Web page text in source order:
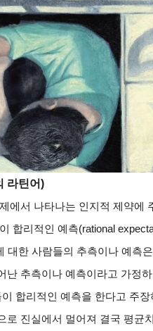
라틴어)
에서 나타나는 인지적 제약에
합리적인 예측(rational
대한 사람들의 추측이나 예측
난 추측이나 예측이라고 가정
합리적인 예측을 한다고 주
진실에서 멀어져 결국 평균